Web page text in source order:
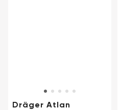
Dräger Atlan